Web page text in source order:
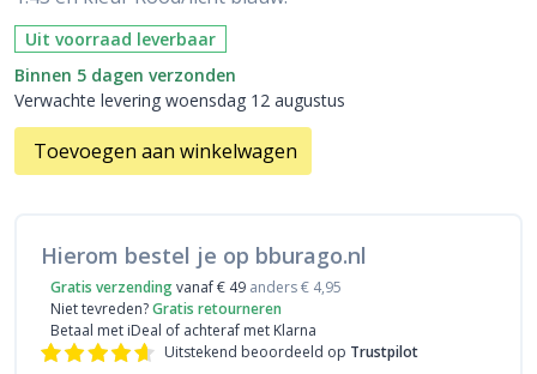
Uit voorraad leverbaar
Binnen 5 dagen verzonden
Verwachte levering woensdag 12 augustus
Toevoegen aan winkelwagen
Hierom bestel je op bburago.nl
Gratis verzendingvanaf € 49 anders € 4,95
Niet tevreden?Gratis retourneren
Betaal met iDeal of achteraf met Klarna
Uitstekend beoordeeld op Trustpilot